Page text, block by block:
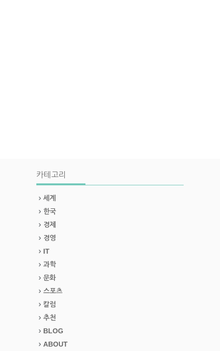
카테고리
세계
한국
경제
경영
IT
과학
문화
스포츠
칼럼
추천
BLOG
ABOUT